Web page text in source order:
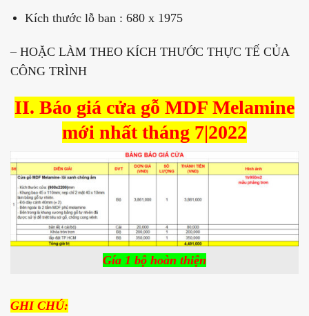
Kích thước lỗ ban : 680 x 1975
– HOẶC LÀM THEO KÍCH THƯỚC THỰC TẾ CỦA
CÔNG TRÌNH
II. Báo giá cửa gỗ MDF Melamine
mới nhất tháng 7|2022
Gía 1 bộ hoàn thiện
GHI CHÚ: